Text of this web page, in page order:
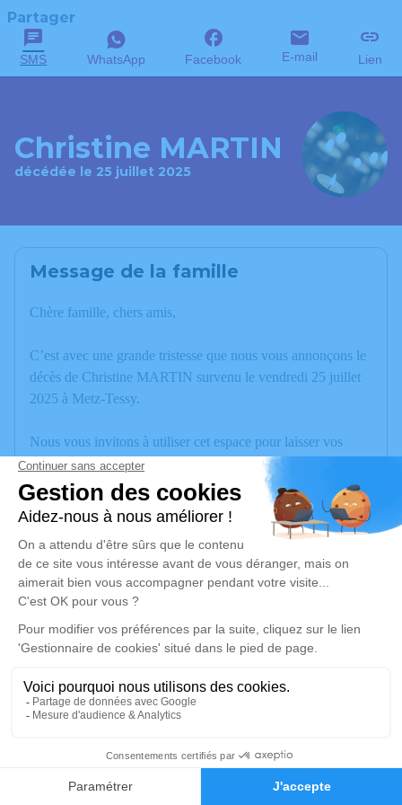
Faire-part Hommages
Partager
SMS WhatsApp Facebook E-mail Lien
Christine MARTIN
décédée le 25 juillet 2025
Message de la famille
Chère famille, chers amis,
C’est avec une grande tristesse que nous vous annonçons le
décès de Christine MARTIN survenu le vendredi 25 juillet
2025 à Metz-Tessy.
Nous vous invitons à utiliser cet espace pour laisser vos
condoléances, partager des photos souvenirs, une anecdote
ou exprimer vos pensées à travers des poèmes ou des textes.
Cet endroit est un lieu d'expression dédié à honorer la
Un service de plantation d’arbre hommage est
disponible ici.
Je rends hommage
Cérémonie
jeudi 31 juillet 2025 à 10h00
74000 Annecy